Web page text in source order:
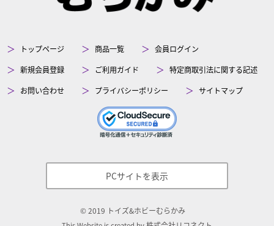
トップページ 商品一覧
会員ログイン
新規会員登録
ご利用ガイド
特定商取引法に関する記述
お問い合わせ
プライバシーポリシー サイトマップ
PCサイトを表示
©2019 トイズ&ホビーむらかみ